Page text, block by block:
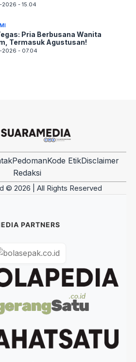
- 15.04
Pria Berbusana Wanita
Termasuk Agustusan!
- 07.04
PedomanKode EtikDisclaimer
Redaksi
© 2026 | All Rights Reserved
PARTNERS